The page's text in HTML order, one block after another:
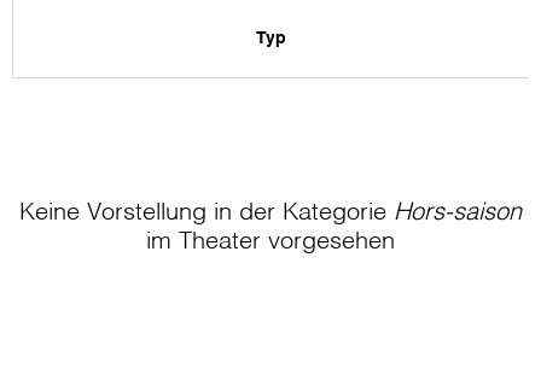
Typ
Keine Vorstellung in der Kategorie Hors-saison
im Theater vorgesehen